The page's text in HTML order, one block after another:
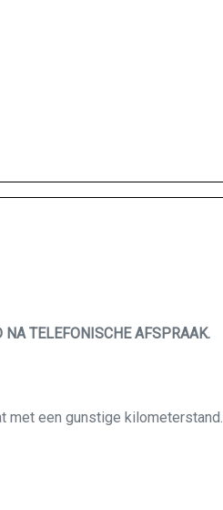
TELEFONISCHE AFSPRAAK.
met een gunstige kilometerstand.